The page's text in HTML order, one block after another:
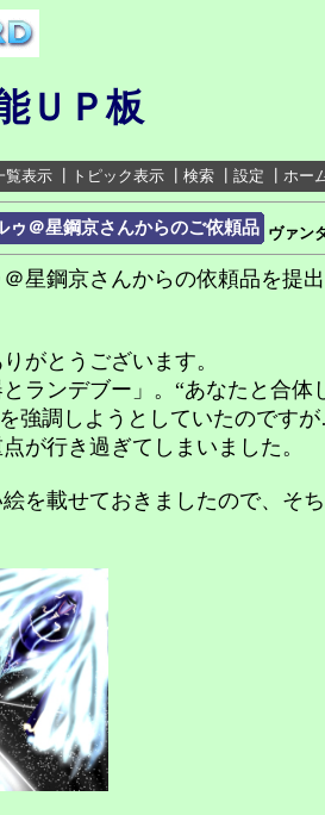
ＵＰ板
覧表示 トピック表示 検索 設定 ホー
ゥ＠星鋼京さんからのご依頼品 ヴァン
星鋼京さんからの依頼品を提
がとうございます。
ランデブー」。“あなたと合体
強調しようとしていたのです
が行き過ぎてしまいました。
を載せておきましたので、そ